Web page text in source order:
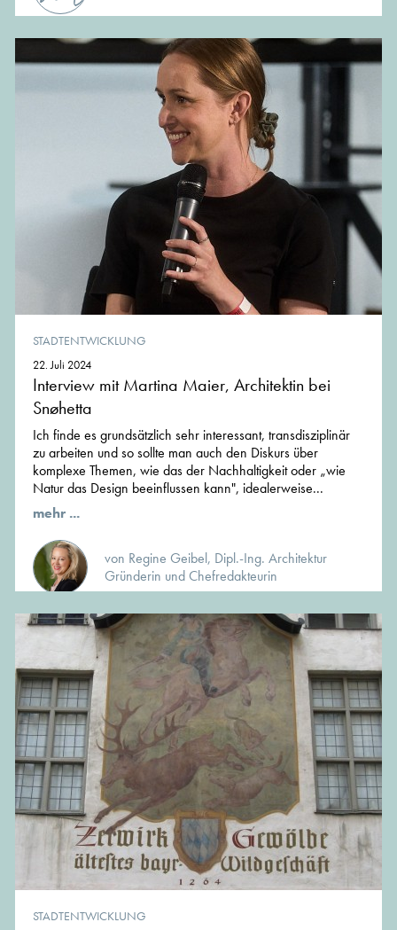
STADTENTWICKLUNG
22. Juli 2024
Interview mit Martina Maier, Architektin bei
Snøhetta
Ich finde es grundsätzlich sehr interessant, transdisziplinär
zu arbeiten und so sollte man auch den Diskurs über
komplexe Themen, wie das der Nachhaltigkeit oder „wie
Natur das Design beeinflussen kann", idealerweise...
mehr ...
von Regine Geibel, Dipl.-Ing. Architektur
Gründerin und Chefredakteurin
STADTENTWICKLUNG